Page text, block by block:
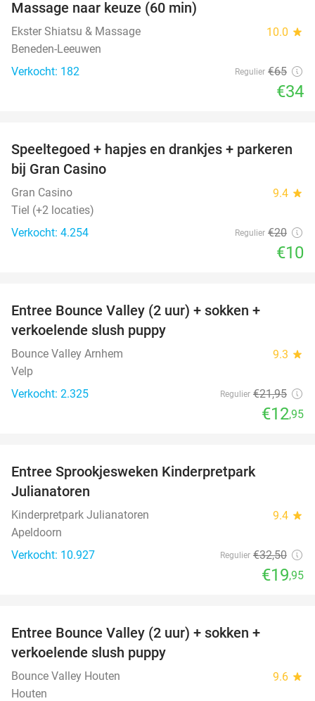
Massage naar keuze (60 min)
Ekster Shiatsu & Massage 10.0 star
Beneden-Leeuwen
Verkocht: 182
Regulier €65
€34
50%
Speeltegoed + hapjes en drankjes + parkeren
bij Gran Casino
Gran Casino 9.4 star
Tiel (+2 locaties)
Verkocht: 4.254
Regulier €20
€10
Entree Bounce Valley (2 uur) + sokken +
verkoelende slush puppy
Bounce Valley Arnhem 9.3 star
Velp
Verkocht: 2.325
Regulier €21,95
€12,95
Entree Sprookjesweken Kinderpretpark
Julianatoren
Kinderpretpark Julianatoren 9.4 star
Apeldoorn
Verkocht: 10.927
Regulier €32,50
€19,95
Entree Bounce Valley (2 uur) + sokken +
verkoelende slush puppy
Bounce Valley Houten 9.6 star
Houten